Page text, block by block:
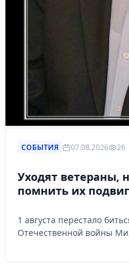
СОБЫТИЯ 07.08.2026 26
Уходят ветераны,
помнить их
1 августа перестало
Отечественной войны